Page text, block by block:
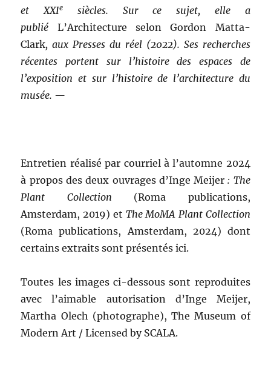
et XXIe
siècles. Sur ce sujet, elle a
publié L’Architecture selon Gordon Matta-
Clark, aux Presses du réel (2022). Ses recherches
récentes portent sur l’histoire des espaces de
l’exposition et sur l’histoire de l’architecture du
musée. —
Entretien réalisé par courriel à l’automne 2024
à propos des deux ouvrages d’Inge Meijer: The
Plant Collection (Roma publications,
Amsterdam, 2019) et The MoMA Plant Collection
(Roma publications, Amsterdam, 2024) dont
certains extraits sont présentés ici.
Toutes les images ci-dessous sont reproduites
avec l’aimable autorisation d’Inge Meijer,
Martha Olech (photographe), The Museum of
Modern Art / Licensed by SCALA.